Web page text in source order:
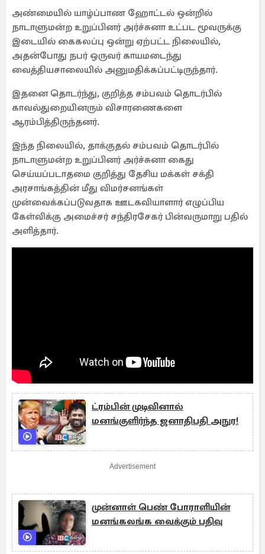
அண்மையில் யாழ்ப்பாண ஹோட்டல் ஒன்றில்
நாடாளுமன்ற உறுப்பினர் அர்ச்சுனா உட்பட மூவருக்கு
இடையில் கைகலப்பு ஒன்று ஏற்பட்ட நிலையில்,
அதன்போது நபர் ஒருவர் காயமடைந்து
வைத்தியசாலையில் அனுமதிக்கப்பட்டிருந்தார்.
இதனை தொடர்ந்து, குறித்த சம்பவம் தொடர்பில்
காவல்துறையினரும் விசாரணைகளை
ஆரம்பித்திருந்தனர்.
இந்த நிலையில், தாக்குதல் சம்பவம் தொடர்பில்
நாடாளுமன்ற உறுப்பினர் அர்ச்சுனா கைது
செய்யப்படாதமை குறித்து தேசிய மக்கள் சக்தி
அரசாங்கத்தின் மீது விமர்சனங்கள்
முன்வைக்கப்படுவதாக ஊடகவியாளார் எழுப்பிய
கேள்விக்கு அமைச்சர் சந்திரசேகர் பின்வருமாறு பதில்
அளித்தார்.
ட்ரம்பின் முடிவினால்
மனங்குளிர்ந்த ஜனாதிபதி அநுர!
Advertisement
முன்னாள் பெண் போராளியின்
மனங்கலங்க வைக்கும் பதிவு